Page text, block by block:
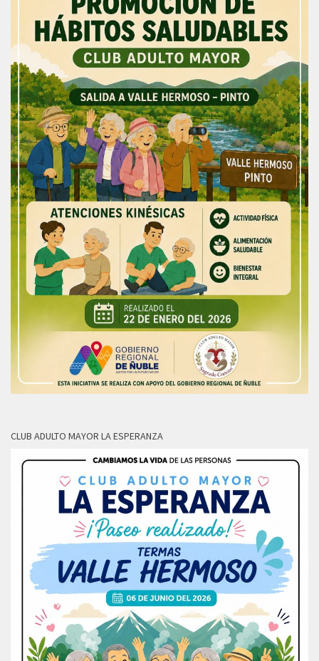
CLUB ADULTO MAYOR LA ESPERANZA